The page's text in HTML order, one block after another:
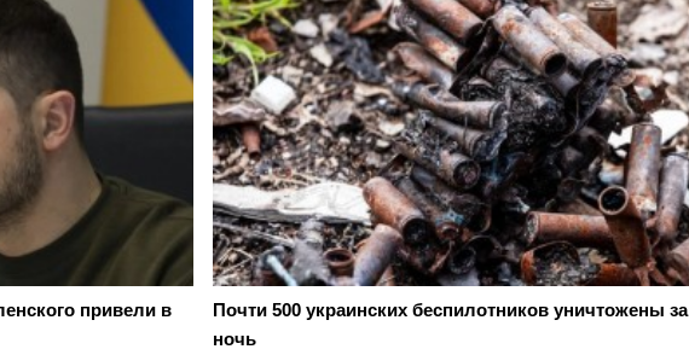
привели в
Почти 500 украинских беспилотников уничтожены за
ночь